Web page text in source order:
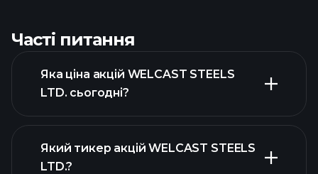
Часті питання
Яка ціна акцій WELCAST STEELS
LTD. сьогодні?
Який тикер акцій WELCAST STEELS
LTD.?